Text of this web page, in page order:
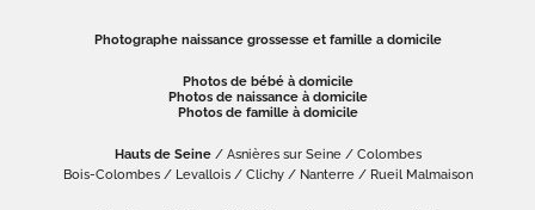
Photographe naissance grossesse et famille a domicile
Photos de bébé à domicile
Photos de naissance à domicile
Photos de famille à domicile
Hauts de Seine/ Asnières sur Seine / Colombes
Bois-Colombes / Levallois / Clichy / Nanterre / Rueil Malmaison